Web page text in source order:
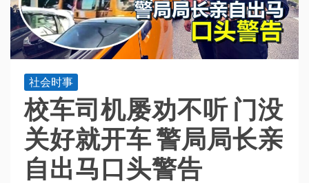
社会时事
校车司机屡劝不听 门没
关好就开车 警局局长亲
自出马口头警告